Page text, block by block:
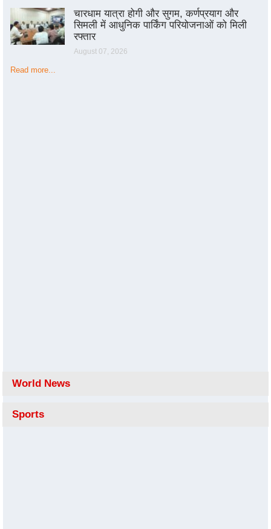
चारधाम यात्रा होगी और सुगम, कर्णप्रयाग और
सिमली में आधुनिक पार्किंग परियोजनाओं को मिली
रफ्तार
August 07, 2026
Read more...
World News
Sports